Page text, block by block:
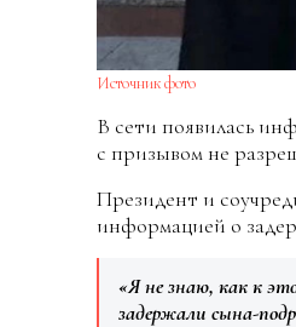
Источник фото
В сети появилась
с призывом не
Президент и
информацией о
«Я не знаю, как к
задержали сына-